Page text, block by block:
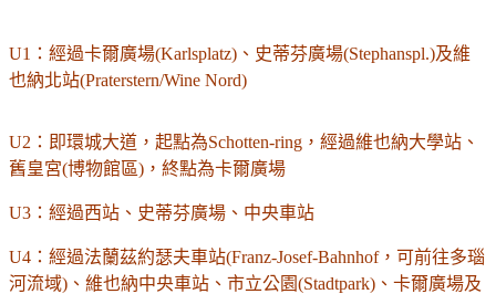
U1：經過卡爾廣場(Karlsplatz)、史蒂芬廣場(Stephanspl.)及維
也納北站(Praterstern/Wine Nord)
U2：即環城大道，起點為Schotten-ring，經過維也納大學站、
舊皇宮(博物館區)，終點為卡爾廣場
U3：經過西站、史蒂芬廣場、中央車站
U4：經過法蘭茲約瑟夫車站(Franz-Josef-Bahnhof，可前往多瑙
河流域)、維也納中央車站、市立公園(Stadtpark)、卡爾廣場及